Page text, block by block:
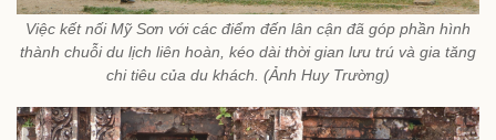
Việc kết nối Mỹ Sơn với các điểm đến lân cận đã góp phần hình
thành chuỗi du lịch liên hoàn, kéo dài thời gian lưu trú và gia tăng
chi tiêu của du khách. (Ảnh Huy Trường)